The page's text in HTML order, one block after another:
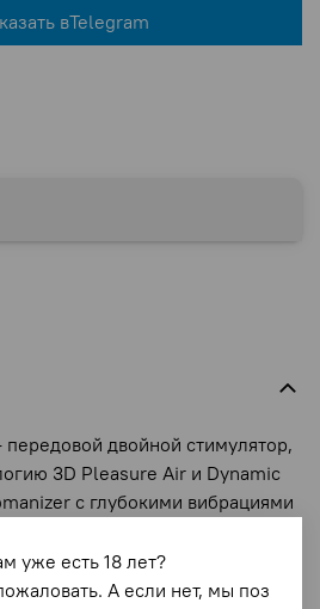
вTelegram
двойной стимулятор,
3D Pleasure Air и Dynamic
с глубокими вибрациями
оргазмов — более
и
уже есть 18 лет?
А если нет, мы поз